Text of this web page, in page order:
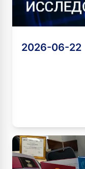
2026-06-22